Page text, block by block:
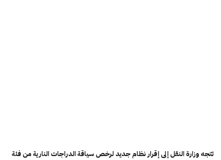
تتجه وزارة النقل إلى إقرار نظام جديد لرخص سياقة الدراجات النارية من فئة